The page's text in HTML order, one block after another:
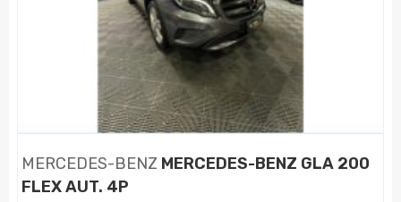
MERCEDES-BENZ MERCEDES-BENZ GLA 200
FLEX AUT. 4P